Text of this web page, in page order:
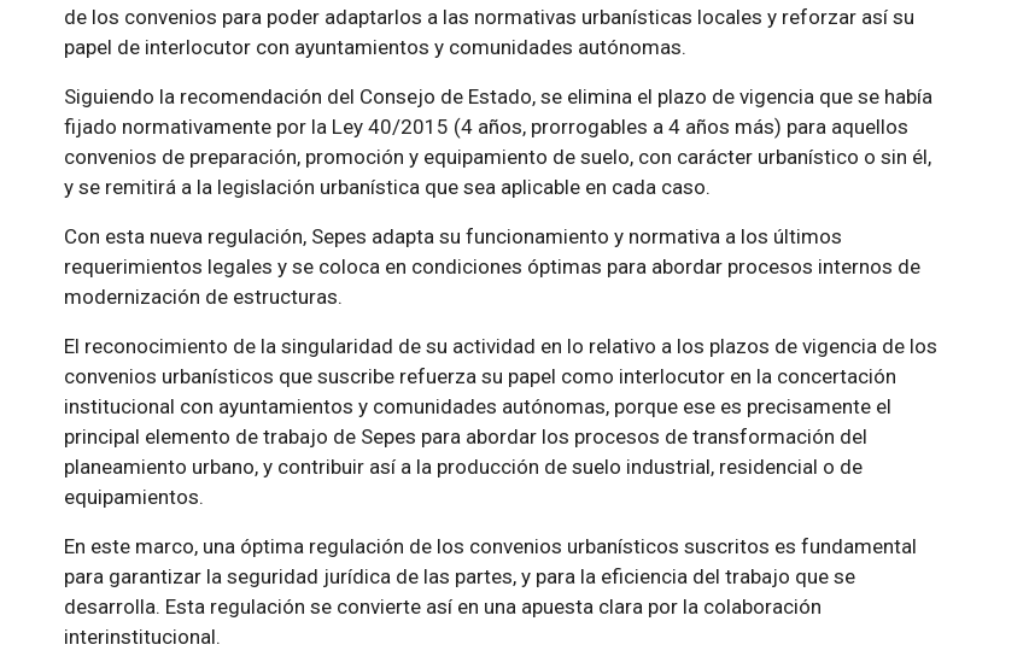
de los convenios para poder adaptarlos a las normativas urbanísticas locales y reforzar así su
papel de interlocutor con ayuntamientos y comunidades autónomas.
Siguiendo la recomendación del Consejo de Estado, se elimina el plazo de vigencia que se había
fijado normativamente por la Ley 40/2015 (4 años, prorrogables a 4 años más) para aquellos
convenios de preparación, promoción y equipamiento de suelo, con carácter urbanístico o sin él,
y se remitirá a la legislación urbanística que sea aplicable en cada caso.
Con esta nueva regulación, Sepes adapta su funcionamiento y normativa a los últimos
requerimientos legales y se coloca en condiciones óptimas para abordar procesos internos de
modernización de estructuras.
El reconocimiento de la singularidad de su actividad en lo relativo a los plazos de vigencia de los
convenios urbanísticos que suscribe refuerza su papel como interlocutor en la concertación
institucional con ayuntamientos y comunidades autónomas, porque ese es precisamente el
principal elemento de trabajo de Sepes para abordar los procesos de transformación del
planeamiento urbano, y contribuir así a la producción de suelo industrial, residencial o de
equipamientos.
En este marco, una óptima regulación de los convenios urbanísticos suscritos es fundamental
para garantizar la seguridad jurídica de las partes, y para la eficiencia del trabajo que se
desarrolla. Esta regulación se convierte así en una apuesta clara por la colaboración
interinstitucional.